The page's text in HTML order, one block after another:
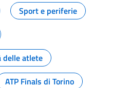
Sport e periferie
delle atlete
ATP Finals di Torino